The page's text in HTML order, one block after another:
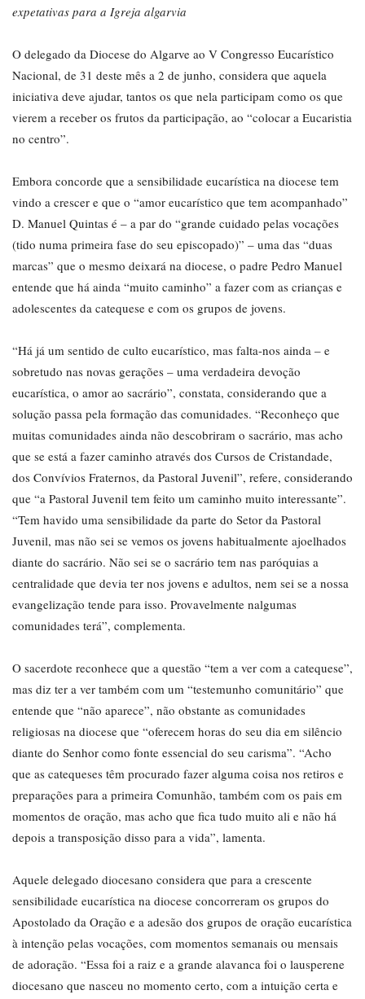
expetativas para a Igreja algarvia
O delegado da Diocese do Algarve ao V Congresso Eucarístico
Nacional, de 31 deste mês a 2 de junho, considera que aquela
iniciativa deve ajudar, tantos os que nela participam como os que
vierem a receber os frutos da participação, ao “colocar a Eucaristia
no centro”.
Embora concorde que a sensibilidade eucarística na diocese tem
vindo a crescer e que o “amor eucarístico que tem acompanhado”
D. Manuel Quintas é – a par do “grande cuidado pelas vocações
(tido numa primeira fase do seu episcopado)” – uma das “duas
marcas” que o mesmo deixará na diocese, o padre Pedro Manuel
entende que há ainda “muito caminho” a fazer com as crianças e
adolescentes da catequese e com os grupos de jovens.
“Há já um sentido de culto eucarístico, mas falta-nos ainda – e
sobretudo nas novas gerações – uma verdadeira devoção
eucarística, o amor ao sacrário”, constata, considerando que a
solução passa pela formação das comunidades. “Reconheço que
muitas comunidades ainda não descobriram o sacrário, mas acho
que se está a fazer caminho através dos Cursos de Cristandade,
dos Convívios Fraternos, da Pastoral Juvenil”, refere, considerando
que “a Pastoral Juvenil tem feito um caminho muito interessante”.
“Tem havido uma sensibilidade da parte do Setor da Pastoral
Juvenil, mas não sei se vemos os jovens habitualmente ajoelhados
diante do sacrário. Não sei se o sacrário tem nas paróquias a
centralidade que devia ter nos jovens e adultos, nem sei se a nossa
evangelização tende para isso. Provavelmente nalgumas
comunidades terá”, complementa.
O sacerdote reconhece que a questão “tem a ver com a catequese”,
mas diz ter a ver também com um “testemunho comunitário” que
entende que “não aparece”, não obstante as comunidades
religiosas na diocese que “oferecem horas do seu dia em silêncio
diante do Senhor como fonte essencial do seu carisma”. “Acho
que as catequeses têm procurado fazer alguma coisa nos retiros e
preparações para a primeira Comunhão, também com os pais em
momentos de oração, mas acho que fica tudo muito ali e não há
depois a transposição disso para a vida”, lamenta.
Aquele delegado diocesano considera que para a crescente
sensibilidade eucarística na diocese concorreram os grupos do
Apostolado da Oração e a adesão dos grupos de oração eucarística
à intenção pelas vocações, com momentos semanais ou mensais
de adoração. “Essa foi a raiz e a grande alavanca foi o lausperene
diocesano que nasceu no momento certo, com a intuição certa e